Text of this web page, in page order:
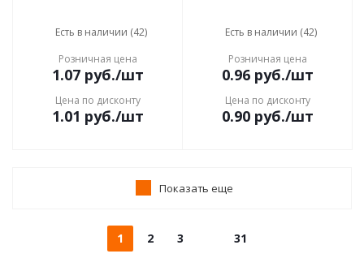
Есть в наличии (42)
Розничная цена
1.07руб./шт
Цена по дисконту
1.01 руб./шт
Есть в наличии (42)
Розничная цена
0.96руб./шт
Цена по дисконту
0.90руб./шт
Показать еще
1 2 3 31